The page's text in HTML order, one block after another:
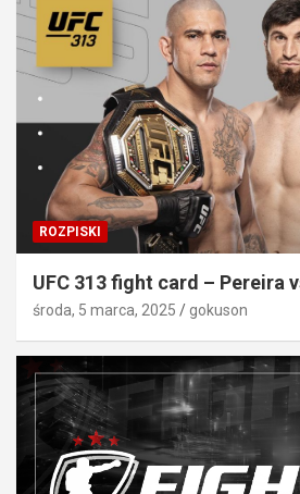
ROZPISKI
UFC 313 fight card – Pereira
środa, 5 marca, 2025 gokuson